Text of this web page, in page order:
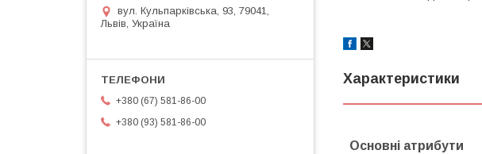
Характеристики
Основні атрибути
вул. Кульпарківська, 93, 79041,
Львів, Україна
+380 (67) 581-86-00
+380 (93) 581-86-00